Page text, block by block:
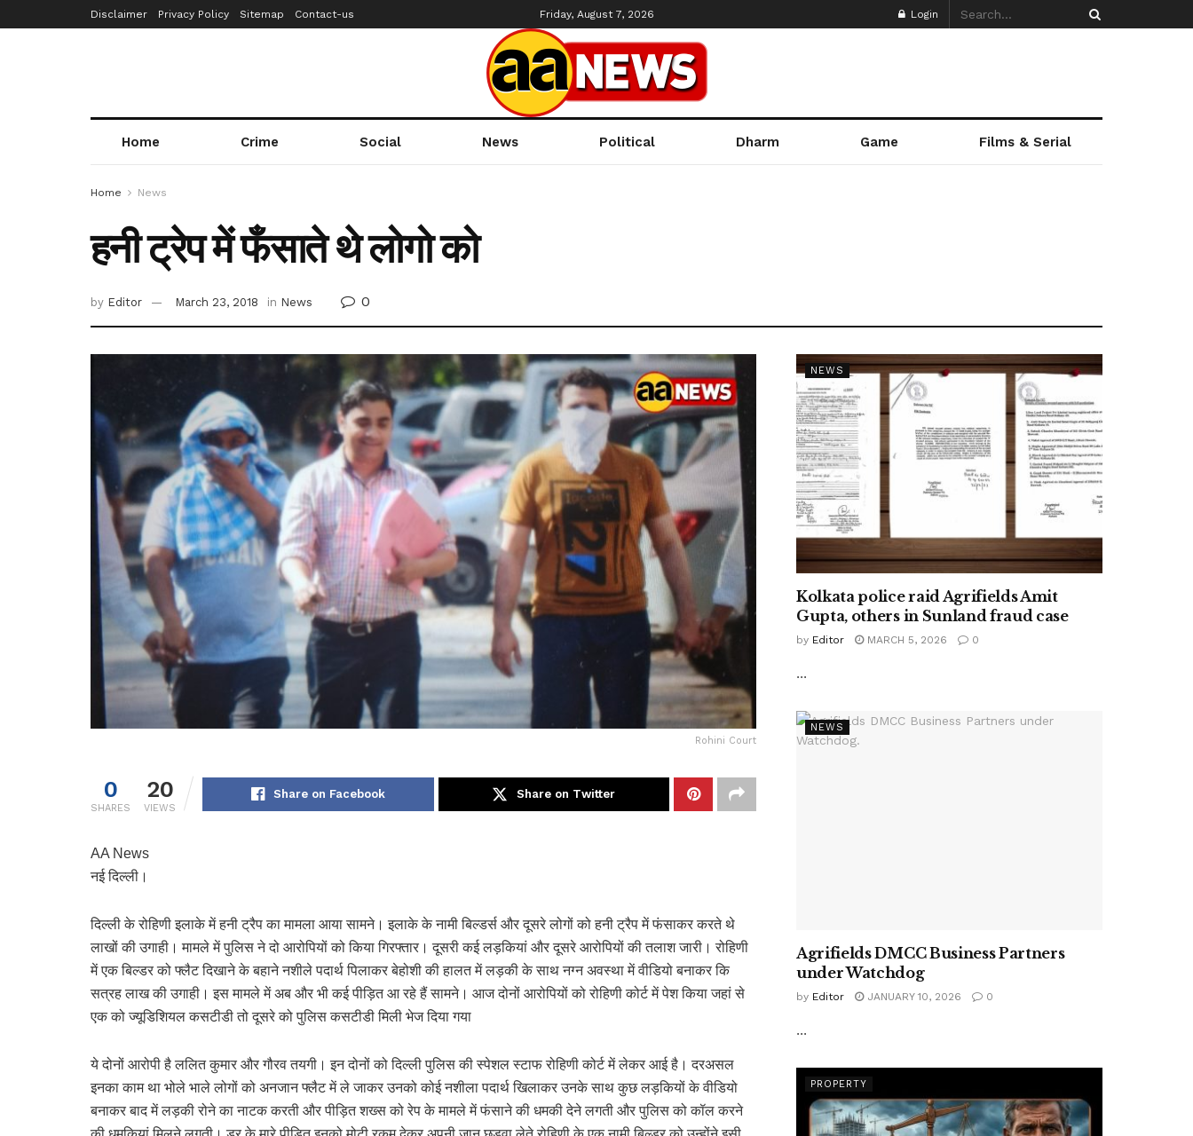
Disclaimer Privacy Policy Sitemap Contact-us Friday, August 7, 2026 Login
Home Crime Social News Political Dharm Game Films & Serial
Home News
हनी ट्रेप में फँसाते थे लोगो को
by Editor March 23, 2018 in News 0
Rohini Court
0
SHARES
20
VIEWS
Share on Facebook Share on Twitter
AA News
नई दिल्ली।
दिल्ली के रोहिणी इलाके में हनी ट्रैप का मामला आया सामने। इलाके के नामी बिल्डर्स और दूसरे लोगों को हनी ट्रैप में फंसाकर करते थे
लाखों की उगाही। मामले में पुलिस ने दो आरोपियों को किया गिरफ्तार। दूसरी कई लड़कियां और दूसरे आरोपियों की तलाश जारी। रोहिणी
में एक बिल्डर को फ्लैट दिखाने के बहाने नशीले पदार्थ पिलाकर बेहोशी की हालत में लड़की के साथ नग्न अवस्था में वीडियो बनाकर कि
सत्रह लाख की उगाही। इस मामले में अब और भी कई पीड़ित आ रहे हैं सामने। आज दोनों आरोपियों को रोहिणी कोर्ट में पेश किया जहां से
एक को ज्यूडिशियल कसटीडी तो दूसरे को पुलिस कसटीडी मिली भेज दिया गया
ये दोनों आरोपी है ललित कुमार और गौरव तयगी। इन दोनों को दिल्ली पुलिस की स्पेशल स्टाफ रोहिणी कोर्ट में लेकर आई है। दरअसल
इनका काम था भोले भाले लोगों को अनजान फ्लैट में ले जाकर उनको कोई नशीला पदार्थ खिलाकर उनके साथ कुछ लड़कियों के वीडियो
बनाकर बाद में लड़की रोने का नाटक करती और पीड़ित शख्स को रेप के मामले में फंसाने की धमकी देने लगती और पुलिस को कॉल करने
NEWS
Kolkata police raid Agrifields Amit
Gupta, others in Sunland fraud case
by Editor MARCH 5, 2026 0
...
NEWS
Agrifields DMCC Business Partners
under Watchdog
by Editor JANUARY 10, 2026 0
...
PROPERTY